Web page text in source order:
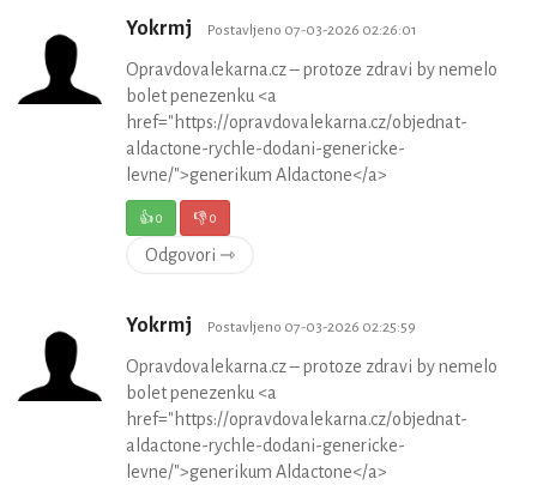
Yokrmj Postavljeno 07-03-2026 02:26:01
Opravdovalekarna.cz – protoze zdravi by nemelo
bolet penezenku <a
href="https://opravdovalekarna.cz/objednat-
aldactone-rychle-dodani-genericke-
levne/">generikum Aldactone</a>
👍0 👎0
Odgovori ⇾
Yokrmj Postavljeno 07-03-2026 02:25:59
Opravdovalekarna.cz – protoze zdravi by nemelo
bolet penezenku <a
href="https://opravdovalekarna.cz/objednat-
aldactone-rychle-dodani-genericke-
levne/">generikum Aldactone</a>